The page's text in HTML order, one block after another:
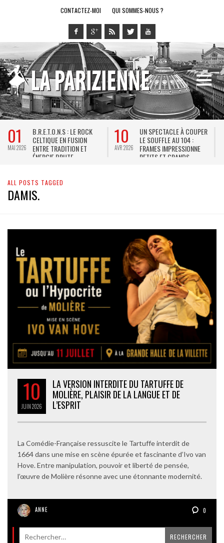
CONTACTEZ-MOI QUI SOMMES-NOUS ?
01
MAI 2026
B.R.E.T.O.N.S : LE ROCK
CELTIQUE EN FUSION
ENTRE TRADITION ET
ÉNERGIE BRUTE
10
AVR 2026
UN SPECTACLE À COUPER
LE SOUFFLE AU 104 :
FRAMES IMPRESSIONNE
PETITS ET GRANDS
ALL POSTS TAGGED
DAMIS.
10
JUIN2026
LA VERSION INTERDITE DU TARTUFFE DE
MOLIÈRE, PLAISIR DE LA LANGUE ET DE
L’ESPRIT
La Comédie-Française ressuscite le Tartuffe interdit de
1664 dans une mise en scène épurée et fascinante d’Ivo van
Hove. Entre manipulation, pouvoir et liberté de pensée,
l’œuvre de Molière résonne avec une étonnante modernité.
ANNE 0